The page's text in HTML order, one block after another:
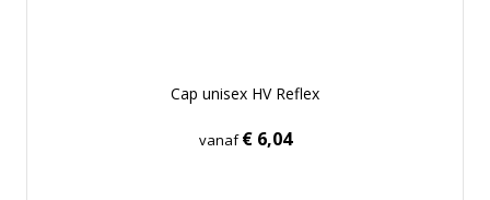
Cap unisex HV Reflex
vanaf€ 6,04